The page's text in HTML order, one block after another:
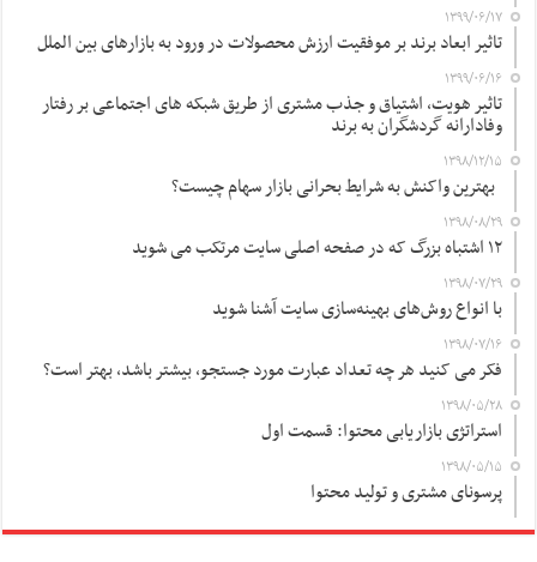
۱۳۹۹/۰۶/۱۷
تاثیر ابعاد برند بر موفقیت ارزش محصولات در ورود به بازارهای بین الملل
۱۳۹۹/۰۶/۱۶
تاثیر هویت، اشتیاق و جذب مشتری از طریق شبکه های اجتماعی بر رفتار
وفادارانه گردشگران به برند
۱۳۹۸/۱۲/۱۵
بهترین واکنش به شرایط بحرانی بازار سهام چیست؟
۱۳۹۸/۰۸/۲۹
۱۲ اشتباه بزرگ که در صفحه اصلی سایت مرتکب می شوید
۱۳۹۸/۰۷/۲۹
با انواع روش‌های بهینه‌سازی سایت آشنا شوید
۱۳۹۸/۰۷/۱۶
فکر می کنید هر چه تعداد عبارت مورد جستجو، بیشتر باشد، بهتر است؟
۱۳۹۸/۰۵/۲۸
استراتژی بازاریابی محتوا: قسمت اول
۱۳۹۸/۰۵/۱۵
پرسونای مشتری و تولید محتوا